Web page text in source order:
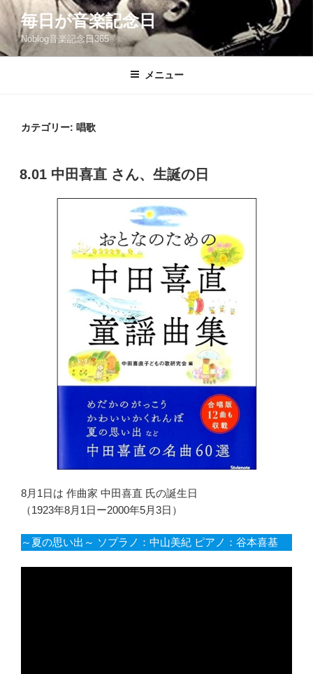
コ
テ
ン
毎日が音楽記念日
Noblog音楽記念日365
メニュー
カテゴリー: 唱歌
投
稿
8.01 中田喜直 さん、生誕の日
8月1日は 作曲家 中田喜直 氏の誕生日
（1923年8月1日ー2000年5月3日）
～夏の思い出～ ソプラノ：中山美紀 ピアノ：谷本喜基